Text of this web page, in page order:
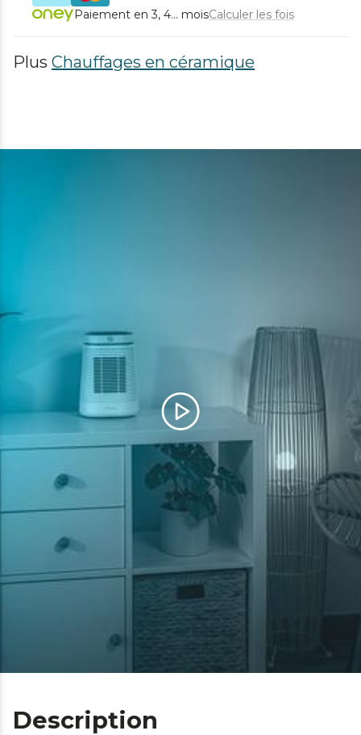
Paiement en 3, 4... moisCalculer les fois
Plus Chauffages en céramique
Description